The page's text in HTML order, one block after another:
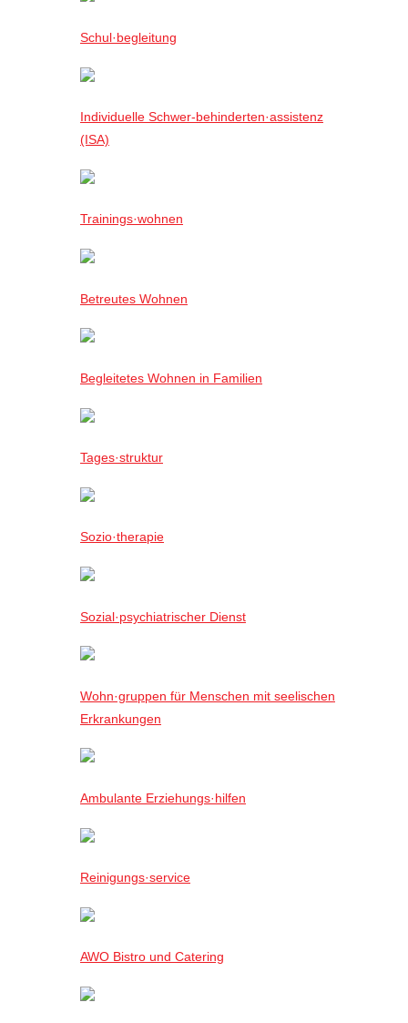
Schul·begleitung
Individuelle Schwer-behinderten·assistenz
(ISA)
Trainings·wohnen
Betreutes Wohnen
Begleitetes Wohnen in Familien
Tages·struktur
Sozio·therapie
Sozial·psychiatrischer Dienst
Wohn·gruppen für Menschen mit seelischen
Erkrankungen
Ambulante Erziehungs·hilfen
Reinigungs·service
AWO Bistro und Catering